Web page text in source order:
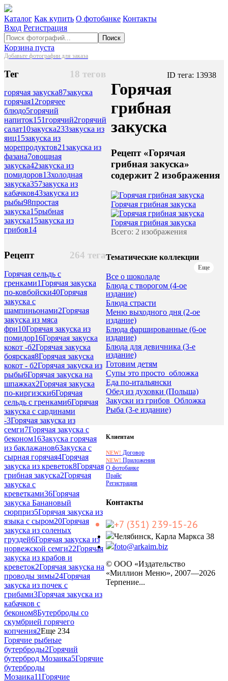
Каталог Как купить О фотобанке Контакты
Вход Регистрация
Поиск
Корзина пуста
Добавьте фотографии для заказа
18 тегов
Тег
горячая закуска87закуска
горячая12горячее
блюдо5горячий
напиток151горячий2горячий
салат10закуска233закуска из
яиц15закуска из
морепродуктов21закуска из
фазана7овощная
закуска42закуска из
помидоров13холодная
закуска357закуска из
кабачков43закуска из
рыбы98простая
закуска15рыбная
закуска15закуска из
грибов14
264 тега
Рецепт
Горячая сельдь с
гренками1Горячая закуска
по-ковбойски40Горячая
закуска с
шампиньонами2Горячая
закуска из мяса
фри10Горячая закуска из
помидор16Горячая закуска
кокот -б2Горячая закуска
боярская8Горячая закуска
кокот - б2Горячая закуска из
рыбы6Горячая закуска на
шпажках2Горячая закуска
по-киргизски6Горячая
сельдь с гренками6Горячая
закуска с сардинами
-3Горячая закуска из
семги7Горячая закуска с
беконом16Закуска горячая
из баклажанов6Закуска с
сырная горячая4Горячая
закуска из креветок8Горячая
грибная закуска2Горячая
закуска с
креветками36Горячая
закуска Банановый
сюрприз5Горячая закуска из
языка с сыром20Горячая
закуска из соленых
груздей6Горячая закуска из
норвежской семги22Горячая
закуска из крабов и
креветок2Горячая закуска на
проводы зимы24Горячая
закуска из почек с
грибами3Горячая закуска из
кабачков с
беконом8Бутерброды со
скумбрией горячего
копчения2Еще 234
Горячие рыбные
бутерброды2Горячий
бутерброд Мозаика5Горячие
бутерброды
Мозаика11Горячие
ID тега: 13938
Горячая
грибная
закуска
Рецепт «Горячая
грибная закуска»
содержит 2 изображения
Горячая грибная закуска
Горячая грибная закуска
Всего: 2 изображения
Тематические коллекции
Еще
Все о шоколаде
Блюда с творогом (4-ое
издание)
Блюда страсти
Меню выходного дня (2-ое
издание)
Блюда фаршированные (6-ое
издание)
Блюда для девичника (3-е
издание)
Готовим детям
Супы это просто_обложка
Еда по-итальянски
Обед из духовки (Польша)
Закуски из грибов_Обложка
Рыба (3-е издание)
Клиентам
NEW! Договор
NEW! Приложения
О фотобанке
Прайс
Регистрация
Контакты
+7 (351) 239-15-26
Челябинск, Карла Маркса 38
foto@arkaim.biz
© ООО «Издательство
«Миллион Меню», 2007—2026
Терпение...